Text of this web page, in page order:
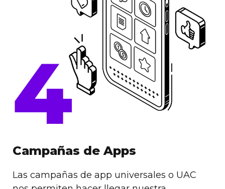
4
Campañas de Apps
Las campañas de app universales o UAC